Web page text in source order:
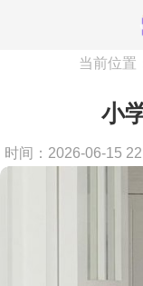
当前位置
小
时间：2026-06-15